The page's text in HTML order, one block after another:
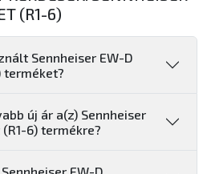
(R1-6)
Sennheiser EW-D
terméket?
új ár a(z) Sennheiser
6) termékre?